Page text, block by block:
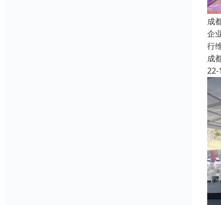
成
企
行
成
22-